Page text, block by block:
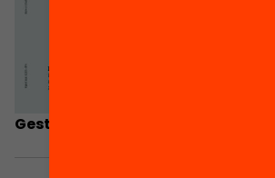
Gestió econòmica de l’AMPA